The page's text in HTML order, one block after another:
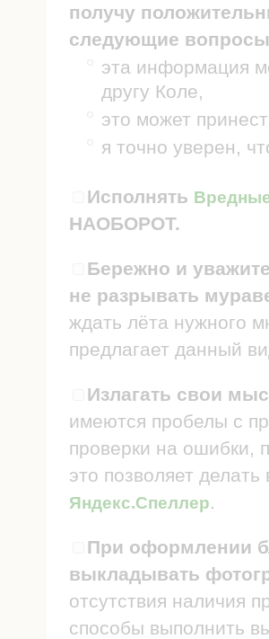
получу
следующие
эта информация
другу Коле,
это может
я точно уверен,
Исполнять
НАОБОРОТ.
Бережно и
не разрывать
ждать лёта нужного
предлагает данный
Излагать свои
имеются пробелы с
проверки на ошибки,
это позволяет
Яндекс.Спеллер.
При оформлении
выкладывать
отсутствия наличия
способы выполнить